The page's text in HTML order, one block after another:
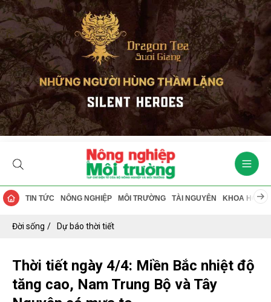
TIN TỨC NÔNG NGHIỆP MÔI TRƯỜNG TÀI NGUYÊN KHOA HỌC
Đời sống Dự báo thời tiết
Thời tiết ngày 4/4: Miền Bắc nhiệt độ
tăng cao, Nam Trung Bộ và Tây